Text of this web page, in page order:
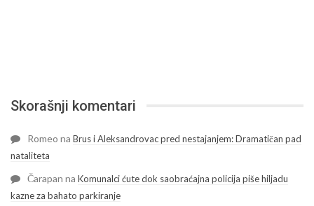
Skorašnji komentari
Romeo na Brus i Aleksandrovac pred nestajanjem: Dramatičan pad
nataliteta
Čarapan na Komunalci ćute dok saobraćajna policija piše hiljadu
kazne za bahato parkiranje